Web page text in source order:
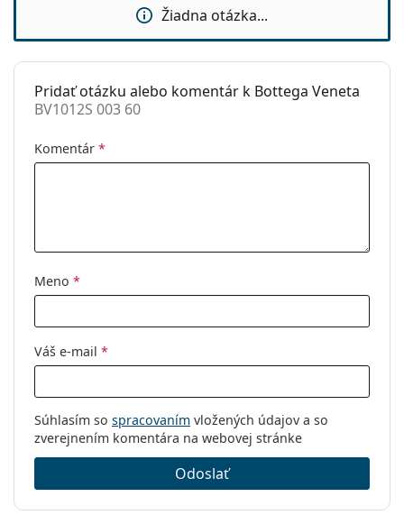
Dostupné s
dioptrickými
šošovkami:
Nie
Žiadna otázka...
Pridať otázku alebo komentár k Bottega Veneta
BV1012S 003 60
Komentár *
Meno *
Váš e-mail *
Súhlasím so spracovaním vložených údajov a so
zverejnením komentára na webovej stránke
Odoslať